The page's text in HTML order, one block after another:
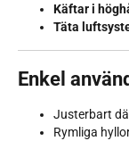
Käftar i
Täta
Enkel
Justerbart
Rymliga